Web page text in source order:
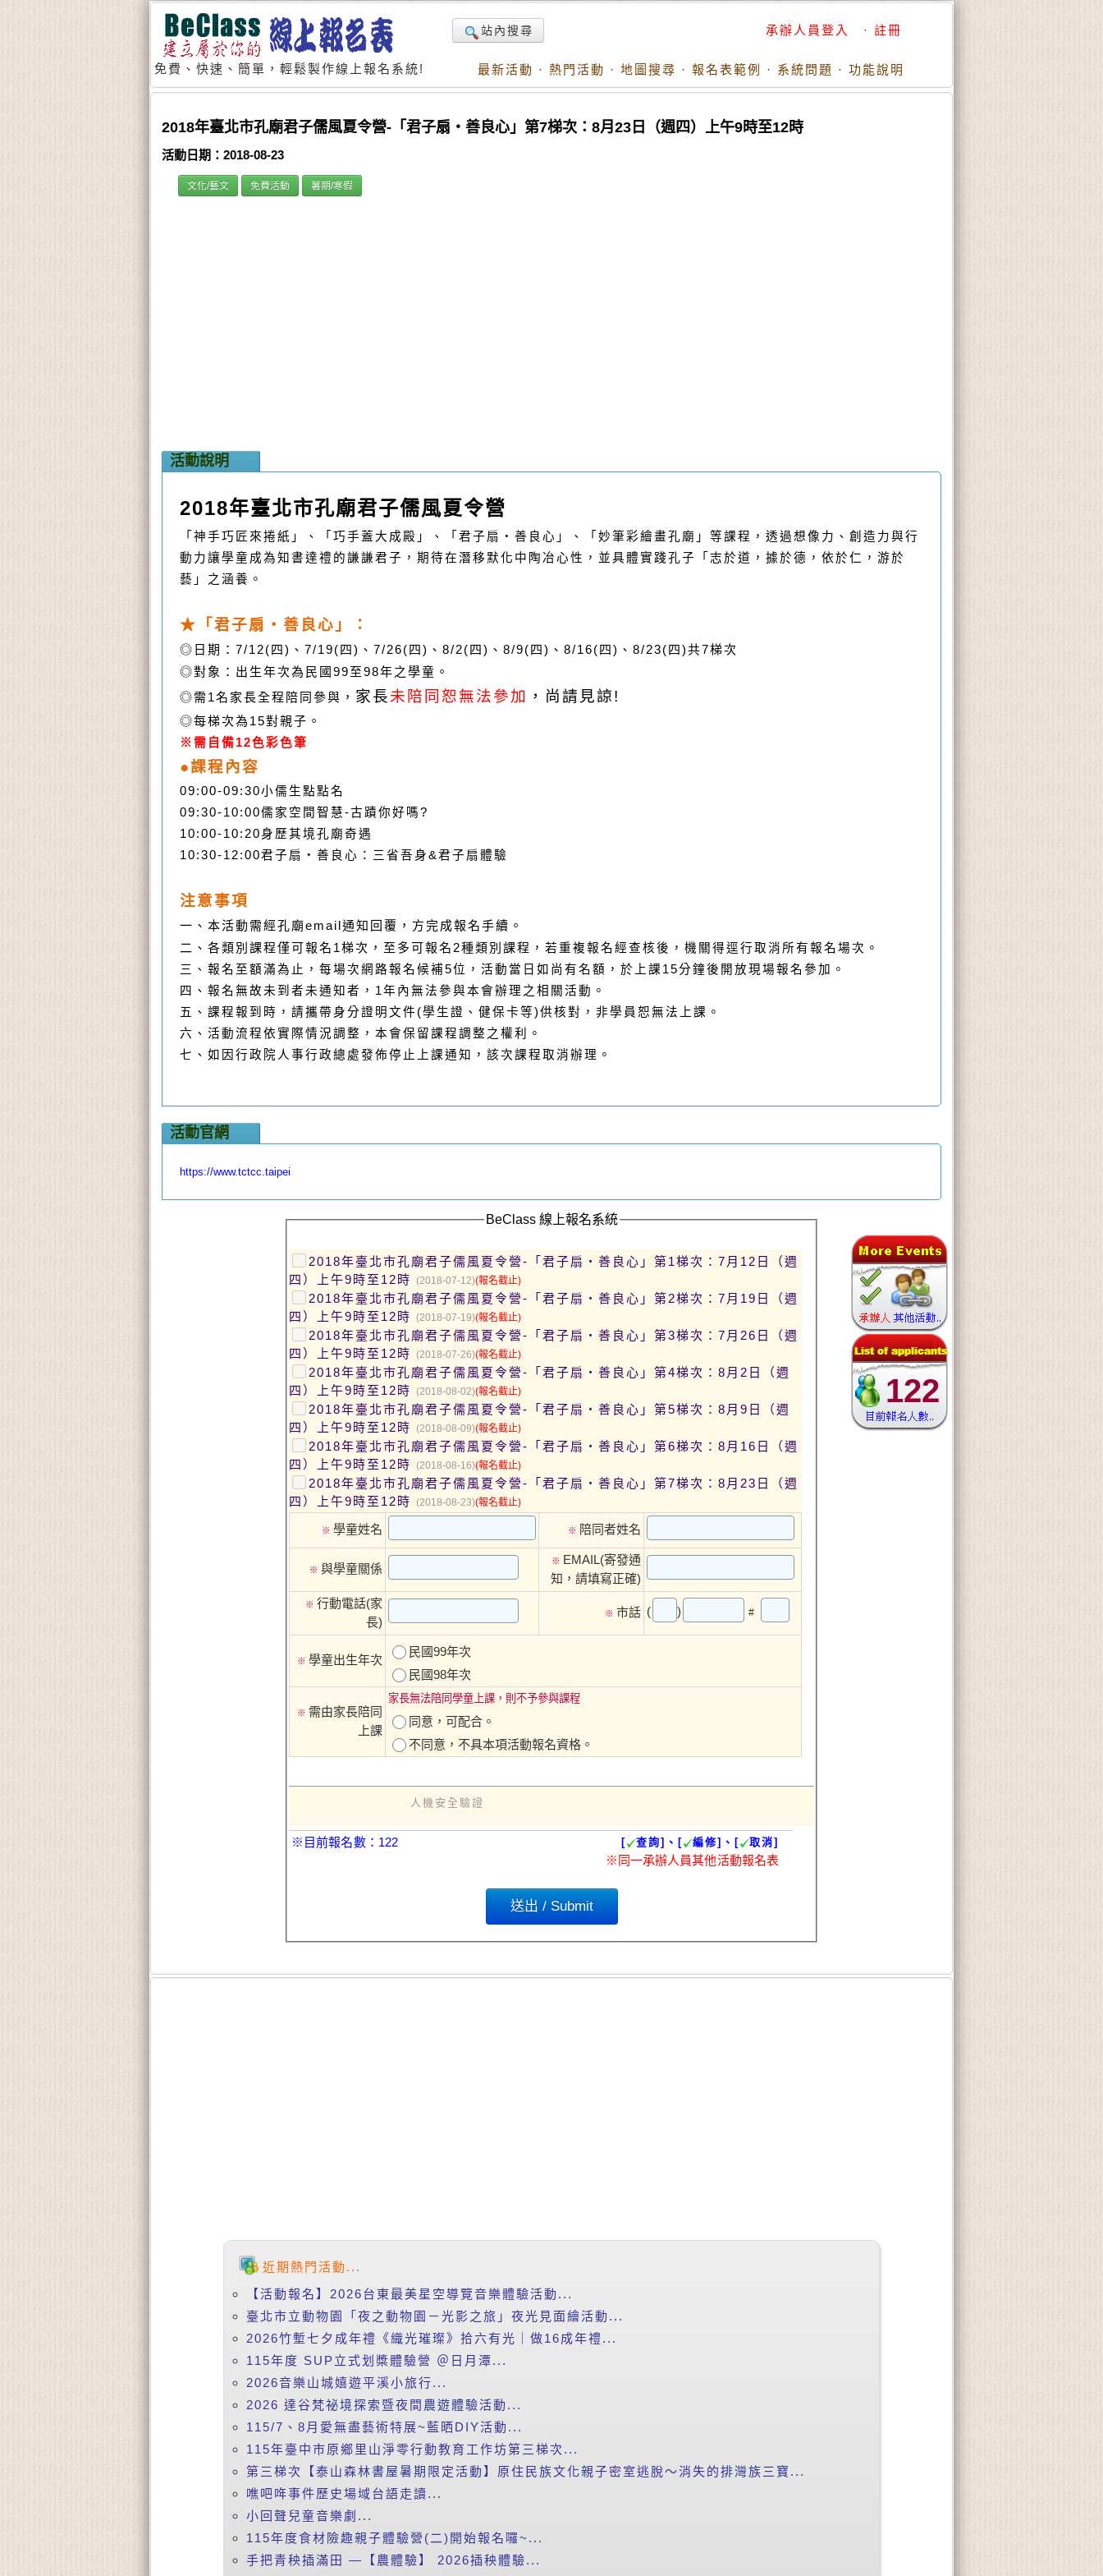
免費、快速、簡單，輕鬆製作線上報名系統!
站內搜尋 承辦人員登入 · 註冊
最新活動 · 熱門活動 · 地圖搜尋 · 報名表範例 · 系統問題 · 功能說明
2018年臺北市孔廟君子儒風夏令營-「君子扇‧善良心」第7梯次：8月23日（週四）上午9時至12時
活動日期：2018-08-23
文化/藝文 免費活動 暑期/寒假
活動說明
2018年臺北市孔廟君子儒風夏令營
「神手巧匠來捲紙」、「巧手蓋大成殿」、「君子扇 ‧ 善良心」、「妙筆彩繪畫孔廟」等課程，透過想像力、創造力與行
動力讓學童成為知書達禮的謙謙君子，期待在潛移默化中陶冶心性，並具體實踐孔子「志於道，據於德，依於仁，游於
藝」之涵養。
★「君子扇‧善良心」：
◎日期： 7/12(四) 、 7/19(四) 、 7/26(四) 、 8/2(四) 、 8/9(四) 、 8/16(四) 、 8/23(四)共7梯次
◎對象：出生年次為民國 99至98年之學童。
◎需 1名家長全程陪同參與， 家長未陪同恕無法參加 ，尚請見諒!
◎每梯次為 15對親子。
※ 需自備12色彩色筆
●課程內容
09:00-09:30小儒生點點名
09:30-10:00儒家空間智慧-古蹟你好嗎?
10:00-10:20身歷其境孔廟奇遇
10:30-12:00君子扇‧善良心：三省吾身&君子扇體驗
注意事項
一、本活動需經孔廟email通知回覆，方完成報名手續。
二、各類別課程僅可報名 1梯次，至多可報名 2種類別課程 ，若重複報名經查核後，機關得逕行取消所有報名場次。
三、報名至額滿為止，每場次網路報名候補5位，活動當日如尚有名額，於上課 15分鐘後開放現場報名參加。
四、報名無故未到者未通知者， 1年內無法參與本會辦理之相關活動。
五、課程報到時，請攜帶身分證明文件 (學生證、健保卡等)供核對 ，非學員恕無法上課 。
六、活動流程依實際情況調整，本會保留課程調整之權利。
七、如因行政院人事行政總處發佈停止上課通知，該次課程取消辦理。
活動官網
https://www.tctcc.taipei
122
BeClass 線上報名系統
2018年臺北市孔廟君子儒風夏令營-「君子扇‧善良心」第1梯次：7月12日（週
四）上午9時至12時 (2018-07-12)(報名截止)
2018年臺北市孔廟君子儒風夏令營-「君子扇‧善良心」第2梯次：7月19日（週
四）上午9時至12時 (2018-07-19)(報名截止)
2018年臺北市孔廟君子儒風夏令營-「君子扇‧善良心」第3梯次：7月26日（週
四）上午9時至12時 (2018-07-26)(報名截止)
2018年臺北市孔廟君子儒風夏令營-「君子扇‧善良心」第4梯次：8月2日（週
四）上午9時至12時 (2018-08-02)(報名截止)
2018年臺北市孔廟君子儒風夏令營-「君子扇‧善良心」第5梯次：8月9日（週
四）上午9時至12時 (2018-08-09)(報名截止)
2018年臺北市孔廟君子儒風夏令營-「君子扇‧善良心」第6梯次：8月16日（週
四）上午9時至12時 (2018-08-16)(報名截止)
2018年臺北市孔廟君子儒風夏令營-「君子扇‧善良心」第7梯次：8月23日（週
四）上午9時至12時 (2018-08-23)(報名截止)
※ 學童姓名 ※ 陪同者姓名
※ 與學童關係
※ EMAIL(寄發通
知，請填寫正確)
※ 行動電話(家
長)
※ 市話 ( ) #
※ 學童出生年次
民國99年次
民國98年次
※ 需由家長陪同
上課
家長無法陪同學童上課，則不予參與課程
同意，可配合。
不同意，不具本項活動報名資格。
人機安全驗證
※目前報名數：122 [ 查詢]、[ 編修]、[ 取消]
※同一承辦人員其他活動報名表
近期熱門活動...
【活動報名】2026台東最美星空導覽音樂體驗活動...
臺北市立動物園「夜之動物園－光影之旅」夜光見面繪活動...
2026竹塹七夕成年禮《織光璀璨》拾六有光｜做16成年禮...
115年度 SUP立式划槳體驗營 ＠日月潭...
2026音樂山城嬉遊平溪小旅行...
2026 達谷梵祕境探索暨夜間農遊體驗活動...
115/7、8月愛無盡藝術特展~藍晒DIY活動...
115年臺中市原鄉里山淨零行動教育工作坊第三梯次...
第三梯次【泰山森林書屋暑期限定活動】原住民族文化親子密室逃脫～消失的排灣族三寶...
噍吧哖事件歷史場域台語走讀...
小回聲兒童音樂劇...
115年度食材險趣親子體驗營(二)開始報名囉~...
手把青秧插滿田 —【農體驗】 2026插秧體驗...